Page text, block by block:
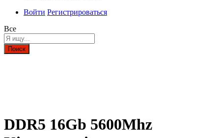
Войти Регистрироваться
Все
Поиск
DDR5 16Gb 5600Mhz